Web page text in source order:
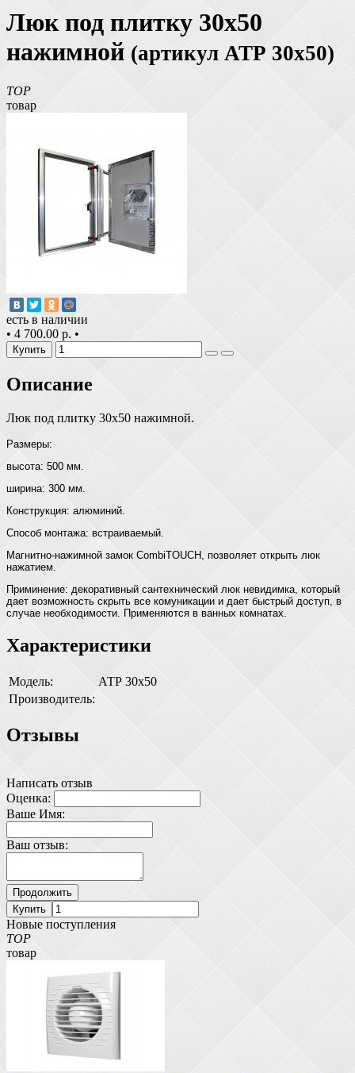
Люк под плитку 30х50
нажимной (артикул АТР 30х50)
TOP
товар
есть в наличии
• 4 700.00 р. •
Купить
Описание
Люк под плитку 30х50 нажимной.
Размеры:
высота: 500 мм.
ширина: 300 мм.
Конструкция: алюминий.
Способ монтажа: встраиваемый.
Магнитно-нажимной замок CombiTOUCH, позволяет открыть люк
нажатием.
Приминение: декоративный сантехнический люк невидимка, который
дает возможность скрыть все комуникации и дает быстрый доступ, в
случае необходимости. Применяются в ванных комнатах.
Характеристики
Модель:
АТР 30х50
Производитель:
Отзывы
Написать отзыв
Оценка:
Ваше Имя:
Ваш отзыв:
Продолжить
Купить
Новые поступления
TOP
товар